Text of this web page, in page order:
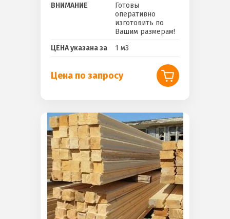
ВНИМАНИЕ
Готовы
оперативно
изготовить по
Вашим размерам!
ЦЕНА указана за
1 м3
Цена по запросу